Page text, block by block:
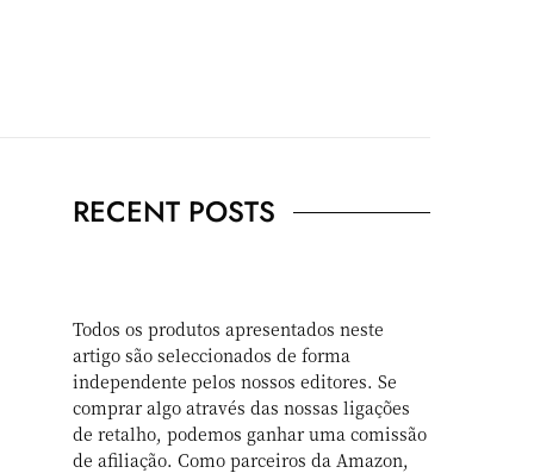
RECENT POSTS
Todos os produtos apresentados neste
artigo são seleccionados de forma
independente pelos nossos editores. Se
comprar algo através das nossas ligações
de retalho, podemos ganhar uma comissão
de afiliação. Como parceiros da Amazon,